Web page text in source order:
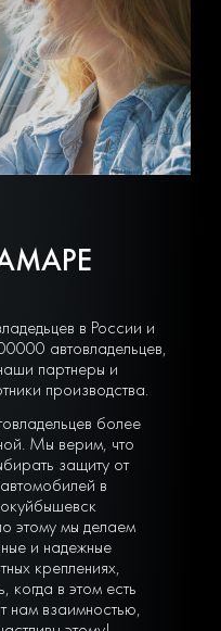
в России и
автовладельцев,
партнеры и
производства.
более
Мы верим, что
защиту от
в
этому мы делаем
и надежные
креплениях,
когда в этом есть
нам взаимностью,